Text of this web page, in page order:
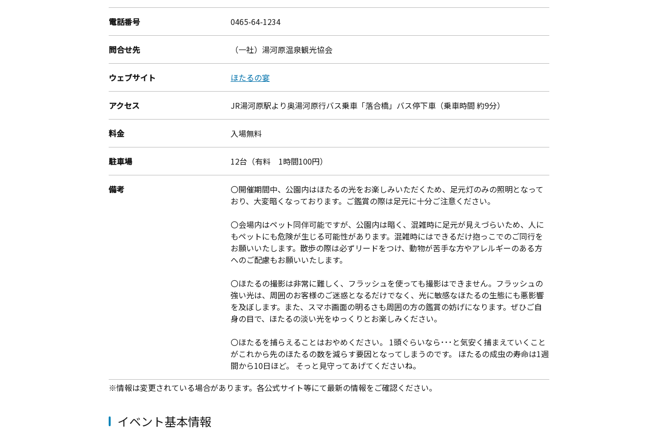
電話番号 0465-64-1234
問合せ先 （一社）湯河原温泉観光協会
ウェブサイト ほたるの宴
アクセス JR湯河原駅より奥湯河原行バス乗車「落合橋」バス停下車（乗車時間 約9分）
料金 入場無料
駐車場 12台（有料 1時間100円）
備考
〇開催期間中、公園内はほたるの光をお楽しみいただくため、足元灯のみの照明となって
おり、大変暗くなっております。ご鑑賞の際は足元に十分ご注意ください。
〇会場内はペット同伴可能ですが、公園内は暗く、混雑時に足元が見えづらいため、人に
もペットにも危険が生じる可能性があります。混雑時にはできるだけ抱っこでのご同行を
お願いいたします。散歩の際は必ずリードをつけ、動物が苦手な方やアレルギーのある方
へのご配慮もお願いいたします。
〇ほたるの撮影は非常に難しく、フラッシュを使っても撮影はできません。フラッシュの
強い光は、周囲のお客様のご迷惑となるだけでなく、光に敏感なほたるの生態にも悪影響
を及ぼします。また、スマホ画面の明るさも周囲の方の鑑賞の妨げになります。ぜひご自
身の目で、ほたるの淡い光をゆっくりとお楽しみください。
〇ほたるを捕らえることはおやめください。 1頭ぐらいなら･･･と気安く捕まえていくこと
がこれから先のほたるの数を減らす要因となってしまうのです。 ほたるの成虫の寿命は1週
間から10日ほど。 そっと見守ってあげてくださいね。
※情報は変更されている場合があります。各公式サイト等にて最新の情報をご確認ください。
イベント基本情報